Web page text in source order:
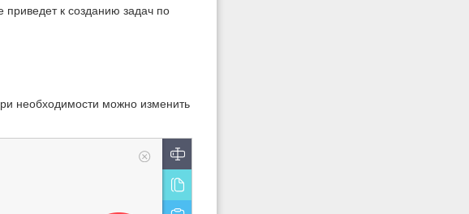
к созданию задач по
необходимости можно изменить